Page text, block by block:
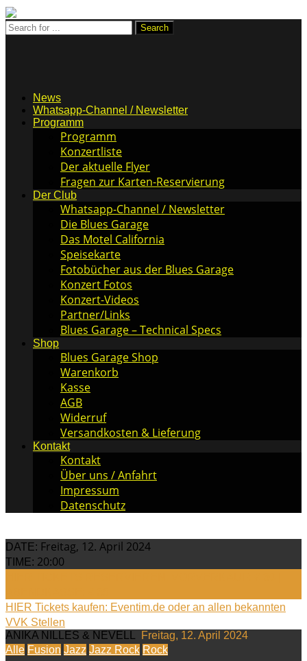
News
Whatsapp-Channel / Newsletter
Programm
Programm
Konzertliste
Der aktuelle Flyer
Fragen zur Karten-Reservierung
Der Club
Whatsapp-Channel / Newsletter
Die Blues Garage
Das Motel California
Speisekarte
Fotobücher aus der Blues Garage
Konzert Fotos
Konzert-Videos
Partner/Links
Blues Garage – Technical Specs
Shop
Blues Garage Shop
Warenkorb
Kasse
AGB
Widerruf
Versandkosten & Lieferung
Kontakt
Kontakt
Über uns / Anfahrt
Impressum
Datenschutz
DATE: Freitag, 12. April 2024
TIME: 20:00
HIER Tickets kaufen: Eventim.de oder an allen bekannten
VVK Stellen
ANIKA NILLES & NEVELL
Freitag, 12. April 2024
Alle Fusion Jazz Jazz Rock Rock